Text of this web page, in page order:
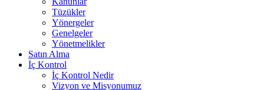
Tüzükler
Yönergeler
Genelgeler
Yönetmelikler
Satın Alma
İç Kontrol
İç Kontrol Nedir
Vizyon ve Misyonumuz